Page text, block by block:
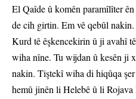
El Qaîde û komên paramîlîter
de cih girtin. Em vê qebûl
Kurd tê êşkencekirin û ji avahî
wiha nîne. Tu wijdan û kesên ji
nakin. Tiştekî wiha di hiqûqa
hemû jinên li Helebê û li